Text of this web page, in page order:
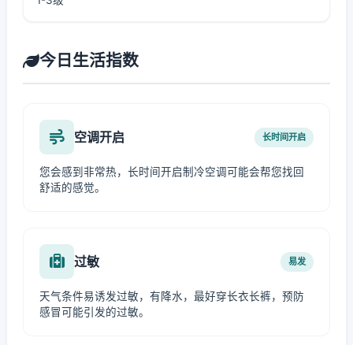
今日生活指数
空调开启 长时间开启
您会感到非常热，长时间开启制冷空调可能会帮您找回
舒适的感觉。
过敏 易发
天气条件易诱发过敏，有降水，最好穿长衣长裤，预防
感冒可能引发的过敏。